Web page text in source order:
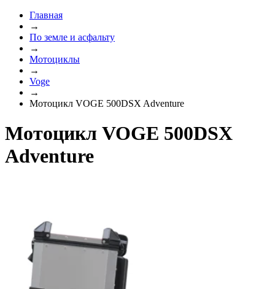
Главная
→
По земле и асфальту
→
Мотоциклы
→
Voge
→
Мотоцикл VOGE 500DSX Adventure
Мотоцикл VOGE 500DSX
Adventure